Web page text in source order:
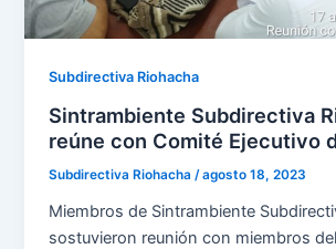
Subdirectiva Riohacha
Sintrambiente Subdirectiva
reúne con Comité Ejecutivo
Subdirectiva Riohacha /agosto 18, 2023
Miembros de Sintrambiente
sostuvieron reunión con miembros